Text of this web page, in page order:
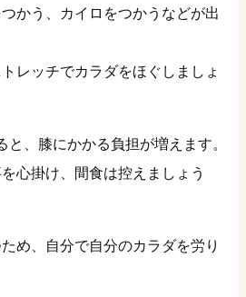
かう、カイロをつかうなどが出
レッチでカラダをほぐしましょ
と、膝にかかる負担が増えます。
心掛け、間食は控えましょう
め、自分で自分のカラダを労り